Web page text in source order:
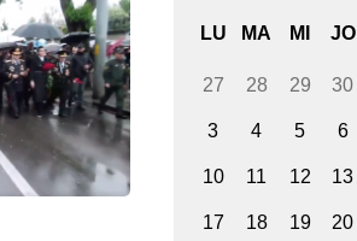
LU MA MI JO
27 28 29 30
3 4 5 6
10 11 12 13
17 18 19 20